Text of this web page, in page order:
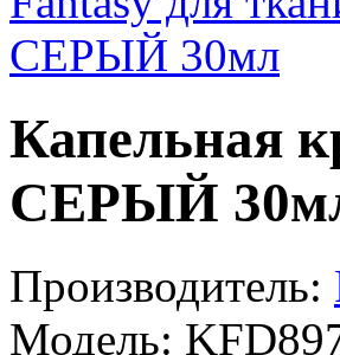
Капельная
СЕРЫЙ
Производитель:
Модель: